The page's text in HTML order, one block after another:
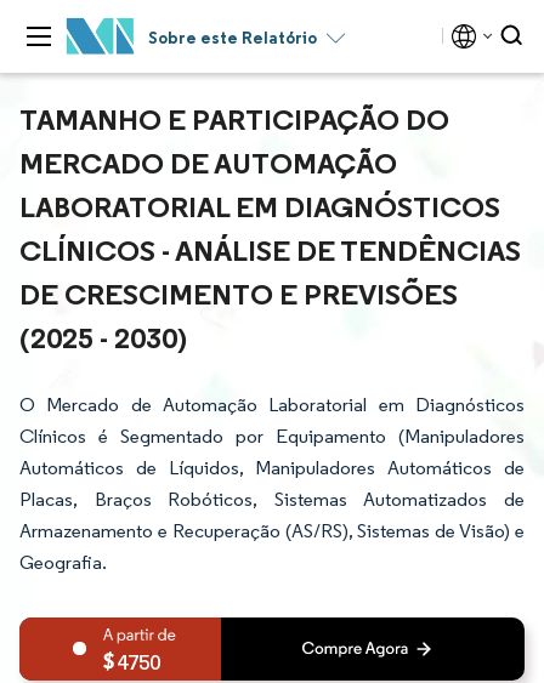
Sobre este Relatório
TAMANHO E PARTICIPAÇÃO DO
MERCADO DE AUTOMAÇÃO
LABORATORIAL EM DIAGNÓSTICOS
CLÍNICOS - ANÁLISE DE TENDÊNCIAS
DE CRESCIMENTO E PREVISÕES
(2025 - 2030)
O Mercado de Automação Laboratorial em Diagnósticos
Clínicos é Segmentado por Equipamento (Manipuladores
Automáticos de Líquidos, Manipuladores Automáticos de
Placas, Braços Robóticos, Sistemas Automatizados de
Armazenamento e Recuperação (AS/RS), Sistemas de Visão) e
Geografia.
4750